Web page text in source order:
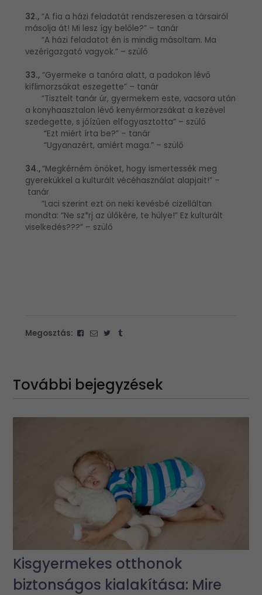
32.,“A fia a házi feladatát rendszeresen a társairól
másolja át! Mi lesz így belőle?” – tanár
“A házi feladatot én is mindig másoltam. Ma
vezérigazgató vagyok.” – szülő
33.,“Gyermeke a tanóra alatt, a padokon lévő
kiflimorzsákat eszegette” – tanár
“Tisztelt tanár úr, gyermekem este, vacsora után
a konyhaasztalon lévő kenyérmorzsákat a kezével
szedegette, s jóízűen elfogyasztotta” – szülő
“Ezt miért írta be?” – tanár
“Ugyanazért, amiért maga.” – szülő
34.,“Megkérném önöket, hogy ismertessék meg
gyerekükkel a kulturált vécéhasználat alapjait!” –
tanár
“Laci szerint ezt ön neki kevésbé cizelláltan
mondta: “Ne sz*rj az ülőkére, te hülye!” Ez kulturált
viselkedés???” – szülő
Megosztás:
További bejegyzések
Kisgyermekes otthonok
biztonságos kialakítása: Mire